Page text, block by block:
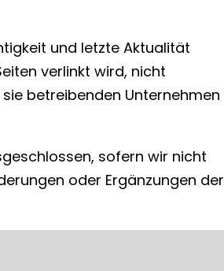
und letzte Aktualität
verlinkt wird, nicht
betreibenden Unternehmen
sofern wir nicht
oder Ergänzungen der